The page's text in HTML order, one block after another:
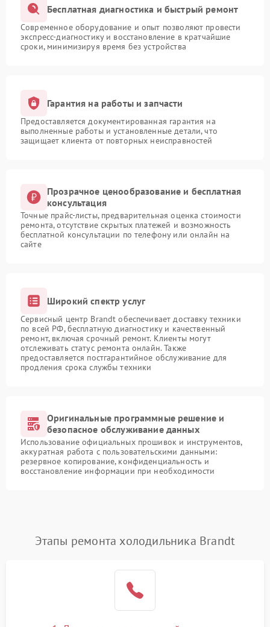
Бесплатная диагностика и быстрый ремонт
Современное оборудование и опыт позволяют провести
экспресс-диагностику и восстановление в кратчайшие
сроки, минимизируя время без устройства
Гарантия на работы и запчасти
Предоставляется документированная гарантия на
выполненные работы и установленные детали, что
защищает клиента от повторных неисправностей
Прозрачное ценообразование и бесплатная
консультация
Точные прайс-листы, предварительная оценка стоимости
ремонта, отсутствие скрытых платежей и возможность
бесплатной консультации по телефону или онлайн на
сайте
Широкий спектр услуг
Сервисный центр Brandt обеспечивает доставку техники
по всей РФ, бесплатную диагностику и качественный
ремонт, включая срочный ремонт. Клиенты могут
отслеживать статус ремонта онлайн. Также
предоставляется постгарантийное обслуживание для
продления срока службы техники
Оригинальные программные решение и
безопасное обслуживание данных
Использование официальных прошивок и инструментов,
аккуратная работа с пользовательскими данными:
резервное копирование, конфиденциальность и
восстановление информации при необходимости
Этапы ремонта холодильника Brandt